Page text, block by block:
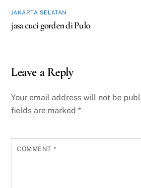
JAKARTA SELATAN
jasa cuci gorden di Pulo
Leave a Reply
Your email address will not be
fields are marked*
COMMENT *